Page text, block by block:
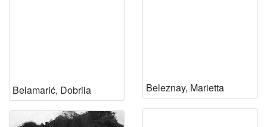
Belamarić, Dobrila Beleznay, Marietta